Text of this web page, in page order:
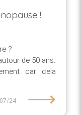
!
?
de 50 ans.
car cela
24 ⟶